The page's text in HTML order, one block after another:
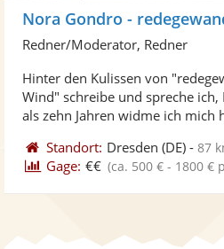
Nora Gondro -
Redner/Moderator, Redner
Hinter den Kulissen von
Wind" schreibe und spreche
als zehn Jahren widme ich mich
Standort: Dresden (DE) -87
Gage: €€ (ca. 500 € - 1800 €